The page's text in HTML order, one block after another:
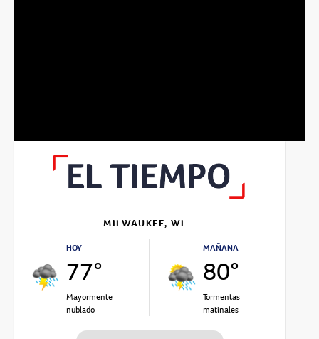
MILWAUKEE, WI
HOY
77°
Mayormente
nublado
MAÑANA
80°
Tormentas
matinales